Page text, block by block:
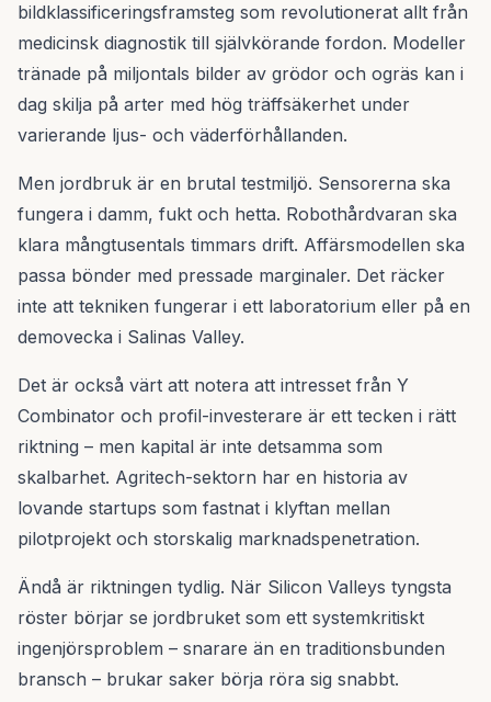
bildklassificeringsframsteg som revolutionerat allt från
medicinsk diagnostik till självkörande fordon. Modeller
tränade på miljontals bilder av grödor och ogräs kan i
dag skilja på arter med hög träffsäkerhet under
varierande ljus- och väderförhållanden.
Men jordbruk är en brutal testmiljö. Sensorerna ska
fungera i damm, fukt och hetta. Robothårdvaran ska
klara mångtusentals timmars drift. Affärsmodellen ska
passa bönder med pressade marginaler. Det räcker
inte att tekniken fungerar i ett laboratorium eller på en
demovecka i Salinas Valley.
Det är också värt att notera att intresset från Y
Combinator och profil-investerare är ett tecken i rätt
riktning – men kapital är inte detsamma som
skalbarhet. Agritech-sektorn har en historia av
lovande startups som fastnat i klyftan mellan
pilotprojekt och storskalig marknadspenetration.
Ändå är riktningen tydlig. När Silicon Valleys tyngsta
röster börjar se jordbruket som ett systemkritiskt
ingenjörsproblem – snarare än en traditionsbunden
bransch – brukar saker börja röra sig snabbt.